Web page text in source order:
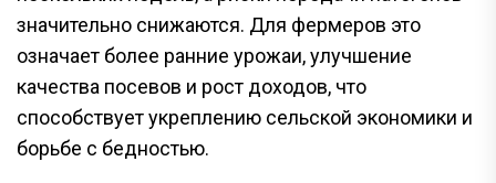
значительно снижаются. Для фермеров это
означает более ранние урожаи, улучшение
качества посевов и рост доходов, что
способствует укреплению сельской экономики и
борьбе с бедностью.